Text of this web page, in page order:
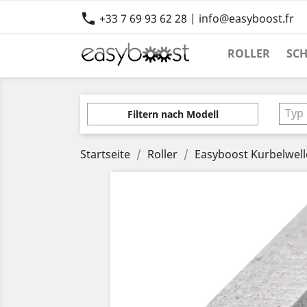
 +33 7 69 93 62 28 | info@easyboost.fr
ROLLER
Filtern nach Modell Typ
Startseite Roller Easyboost